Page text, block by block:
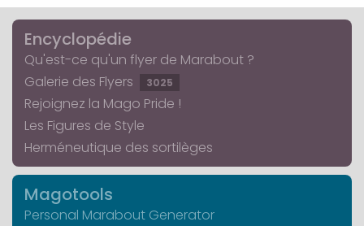
Encyclopédie
Qu'est-ce qu'un flyer de Marabout ?
Galerie des Flyers
3025
Rejoignez la Mago Pride !
Les Figures de Style
Herméneutique des sortilèges
Magotools
Personal Marabout Generator